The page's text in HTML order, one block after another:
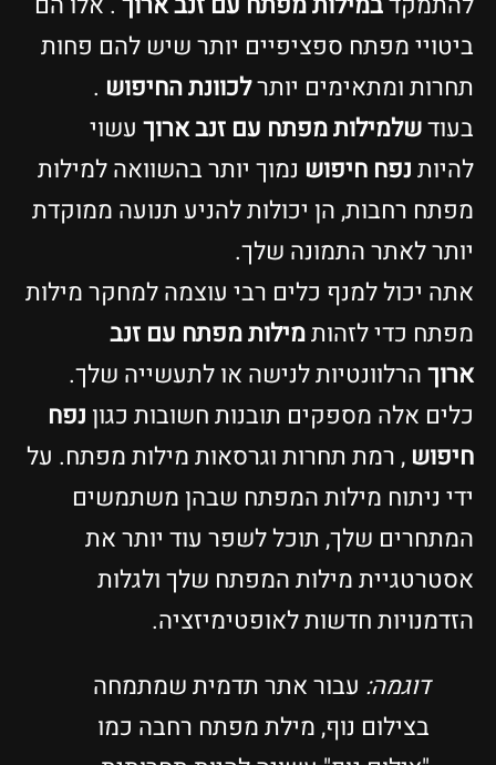
ביטויי מפתח ספציפיים יותר שיש להם פחות
תחרות ומתאימים יותרלכוונת החיפוש .
בעודשלמילות מפתח עם זנב ארוך עשוי
להיותנפח חיפוש נמוך יותר בהשוואה למילות
מפתח רחבות, הן יכולות להניע תנועה ממוקדת
יותר לאתר התמונה שלך.
אתה יכול למנף כלים רבי עוצמה למחקר מילות
מפתח כדי לזהותמילות מפתח עם זנב
ארוךהרלוונטיות לנישה או לתעשייה שלך.
כלים אלה מספקים תובנות חשובות כגון נפח
חיפוש , רמת תחרות וגרסאות מילות מפתח. על
ידי ניתוח מילות המפתח שבהן משתמשים
המתחרים שלך, תוכל לשפר עוד יותר את
אסטרטגיית מילות המפתח שלך ולגלות
הזדמנויות חדשות לאופטימיזציה.
דוגמה: עבור אתר תדמית שמתמחה
בצילום נוף, מילת מפתח רחבה כמו